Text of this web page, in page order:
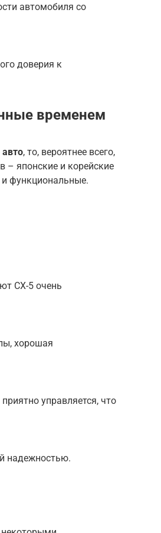
автомобиля со
доверия к
временем
, то, вероятнее всего,
– японские и корейские
функциональные.
CX-5 очень
хорошая
управляется, что
надежностью.